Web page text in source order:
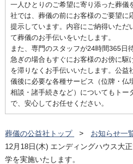
一人ひとりのご希望に寄り添った葬儀
社では、葬儀の前にお客様のご要望に
提示しています。内容にご納得いただ
て葬儀のお手伝いをいたします。
また、専門のスタッフが24時間365日
急ぎの場合もすぐにお客様のお傍に駆
を滞りなくお手伝いいたします。公益
儀後に必要な各種サービス（位牌・仏
相談・諸手続きなど）についてもトー
で、安心してお任せください。
葬儀の公益社トップ お知らせ一
12月18日(木) エンディングハウス大
学を実施いたします。